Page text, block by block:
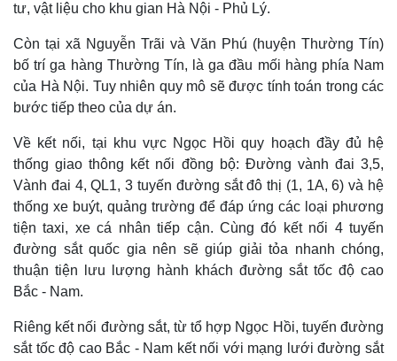
Bất động sản
Khởi nghiệp
Giá vàng
Tiêu dùng
Tỷ giá
Chứng khoán
Giá cà phê
tư, vật liệu cho khu gian Hà Nội - Phủ Lý.
Còn tại xã Nguyễn Trãi và Văn Phú (huyện Thường Tín)
bố trí ga hàng Thường Tín, là ga đầu mối hàng phía Nam
của Hà Nội. Tuy nhiên quy mô sẽ được tính toán trong các
bước tiếp theo của dự án.
Về kết nối, tại khu vực Ngọc Hồi quy hoạch đầy đủ hệ
thống giao thông kết nối đồng bộ: Đường vành đai 3,5,
Vành đai 4, QL1, 3 tuyến đường sắt đô thị (1, 1A, 6) và hệ
thống xe buýt, quảng trường để đáp ứng các loại phương
tiện taxi, xe cá nhân tiếp cận. Cùng đó kết nối 4 tuyến
đường sắt quốc gia nên sẽ giúp giải tỏa nhanh chóng,
thuận tiện lưu lượng hành khách đường sắt tốc độ cao
Bắc - Nam.
Riêng kết nối đường sắt, từ tổ hợp Ngọc Hồi, tuyến đường
sắt tốc độ cao Bắc - Nam kết nối với mạng lưới đường sắt